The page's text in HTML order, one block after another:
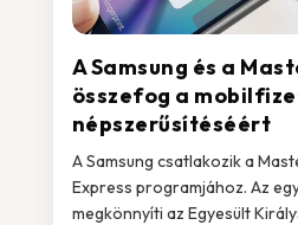
A Samsung és a
összefog a
népszerűsítéséért
A Samsung csatlakozik a
Express programjához. Az
megkönnyíti az Egyesült